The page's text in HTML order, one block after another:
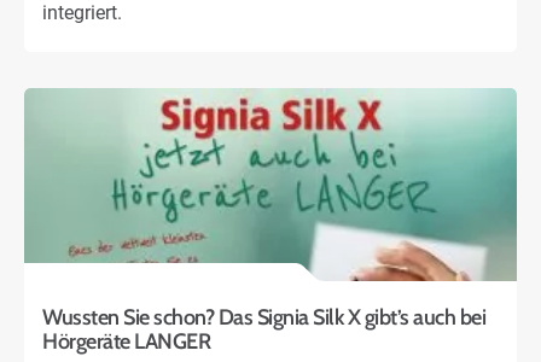
integriert.
Wussten Sie schon? Das Signia Silk X gibt’s auch bei
Hörgeräte LANGER